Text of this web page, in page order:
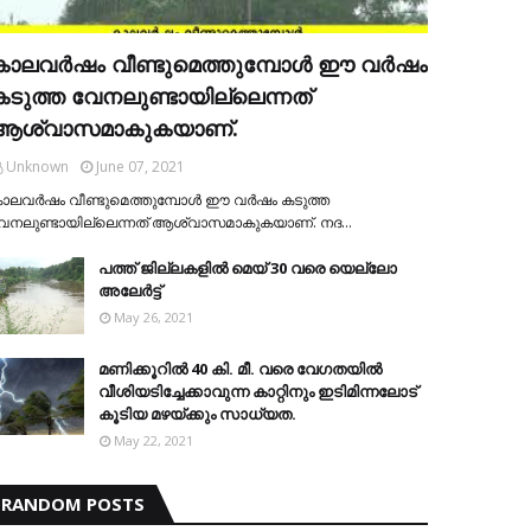
വീണ്ടുമെത്തുമ്പോള്‍ ഈ വര്‍ഷം
വേനലുണ്ടായില്ലെന്നത്
Unknown
June 07, 2021
വീണ്ടുമെത്തുമ്പോള്‍ ഈ വര്‍ഷം കടുത്ത
ആശ്വാസമാകുകയാണ്. നദ…
പത്ത് ജില്ലകളില്‍ മെയ് 30 വരെ യെല്ലോ
അലേര്‍ട്ട്
May 26, 2021
മണിക്കൂറിൽ 40 കി. മീ. വരെ വേഗതയിൽ
വീശിയടിച്ചേക്കാവുന്ന കാറ്റിനും ഇടിമിന്നലോട്
കൂടിയ മഴയ്ക്കും സാധ്യത.
May 22, 2021
RANDOM POSTS